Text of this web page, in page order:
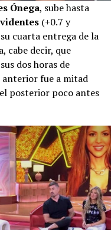
Ónega, sube hasta
(+0.7 y
cuarta entrega de la
cabe decir, que
dos horas de
anterior fue a mitad
posterior poco antes